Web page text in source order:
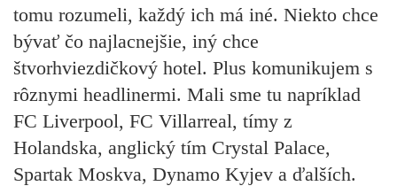
tomu rozumeli, každý ich má iné. Niekto chce
bývať čo najlacnejšie, iný chce
štvorhviezdičkový hotel. Plus komunikujem s
rôznymi headlinermi. Mali sme tu napríklad
FC Liverpool, FC Villarreal, tímy z
Holandska, anglický tím Crystal Palace,
Spartak Moskva, Dynamo Kyjev a ďalších.